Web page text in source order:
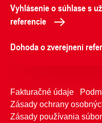
Vyhlásenie o súhlase s
referencie
Dohoda o zverejnení
Fakturačné údaje
Zásady ochrany
Zásady používania